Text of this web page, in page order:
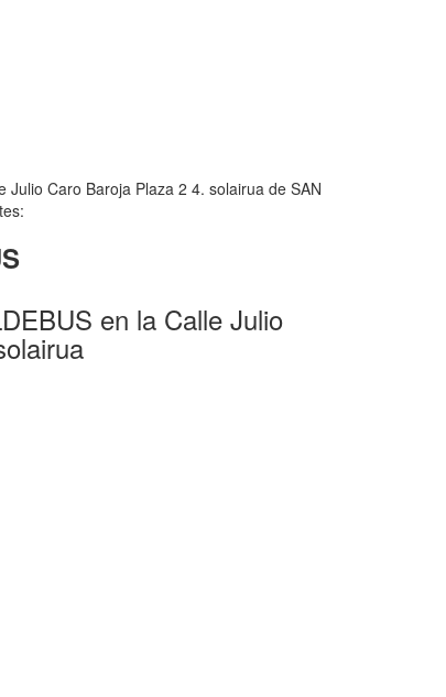
Caro Baroja Plaza 2 4. solairua de SAN
en la Calle Julio